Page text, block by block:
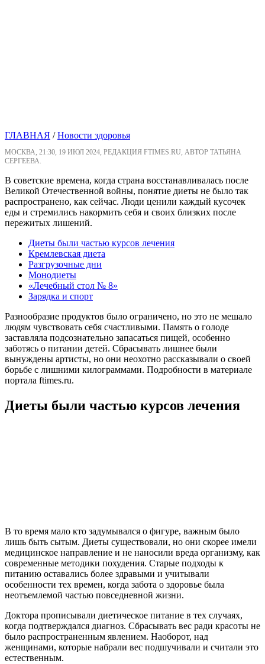
ГЛАВНАЯ /Новости здоровья
МОСКВА, 21:30, 19 ИЮЛ 2024, РЕДАКЦИЯ FTIMES.RU, АВТОР ТАТЬЯНА
СЕРГЕЕВА.
В советские времена, когда страна восстанавливалась после
Великой Отечественной войны, понятие диеты не было так
распространено, как сейчас. Люди ценили каждый кусочек
еды и стремились накормить себя и своих близких после
пережитых лишений.
Диеты были частью курсов лечения
Кремлевская диета
Разгрузочные дни
Монодиеты
«Лечебный стол № 8»
Зарядка и спорт
Разнообразие продуктов было ограничено, но это не мешало
людям чувствовать себя счастливыми. Память о голоде
заставляла подсознательно запасаться пищей, особенно
заботясь о питании детей. Сбрасывать лишнее были
вынуждены артисты, но они неохотно рассказывали о своей
борьбе с лишними килограммами. Подробности в материале
портала ftimes.ru.
Диеты были частью курсов лечения
В то время мало кто задумывался о фигуре, важным было
лишь быть сытым. Диеты существовали, но они скорее имели
медицинское направление и не наносили вреда организму, как
современные методики похудения. Старые подходы к
питанию оставались более здравыми и учитывали
особенности тех времен, когда забота о здоровье была
неотъемлемой частью повседневной жизни.
Доктора прописывали диетическое питание в тех случаях,
когда подтверждался диагноз. Сбрасывать вес ради красоты не
было распространенным явлением. Наоборот, над
женщинами, которые набрали вес подшучивали и считали это
естественным.